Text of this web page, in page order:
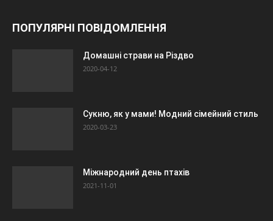
ПОПУЛЯРНІ ПОВІДОМЛЕННЯ
Домашні страви на Різдво
2020-04-12
Сукню, як у мами! Модний сімейний стиль
2020-03-23
Міжнародний день птахів
2021-11-01